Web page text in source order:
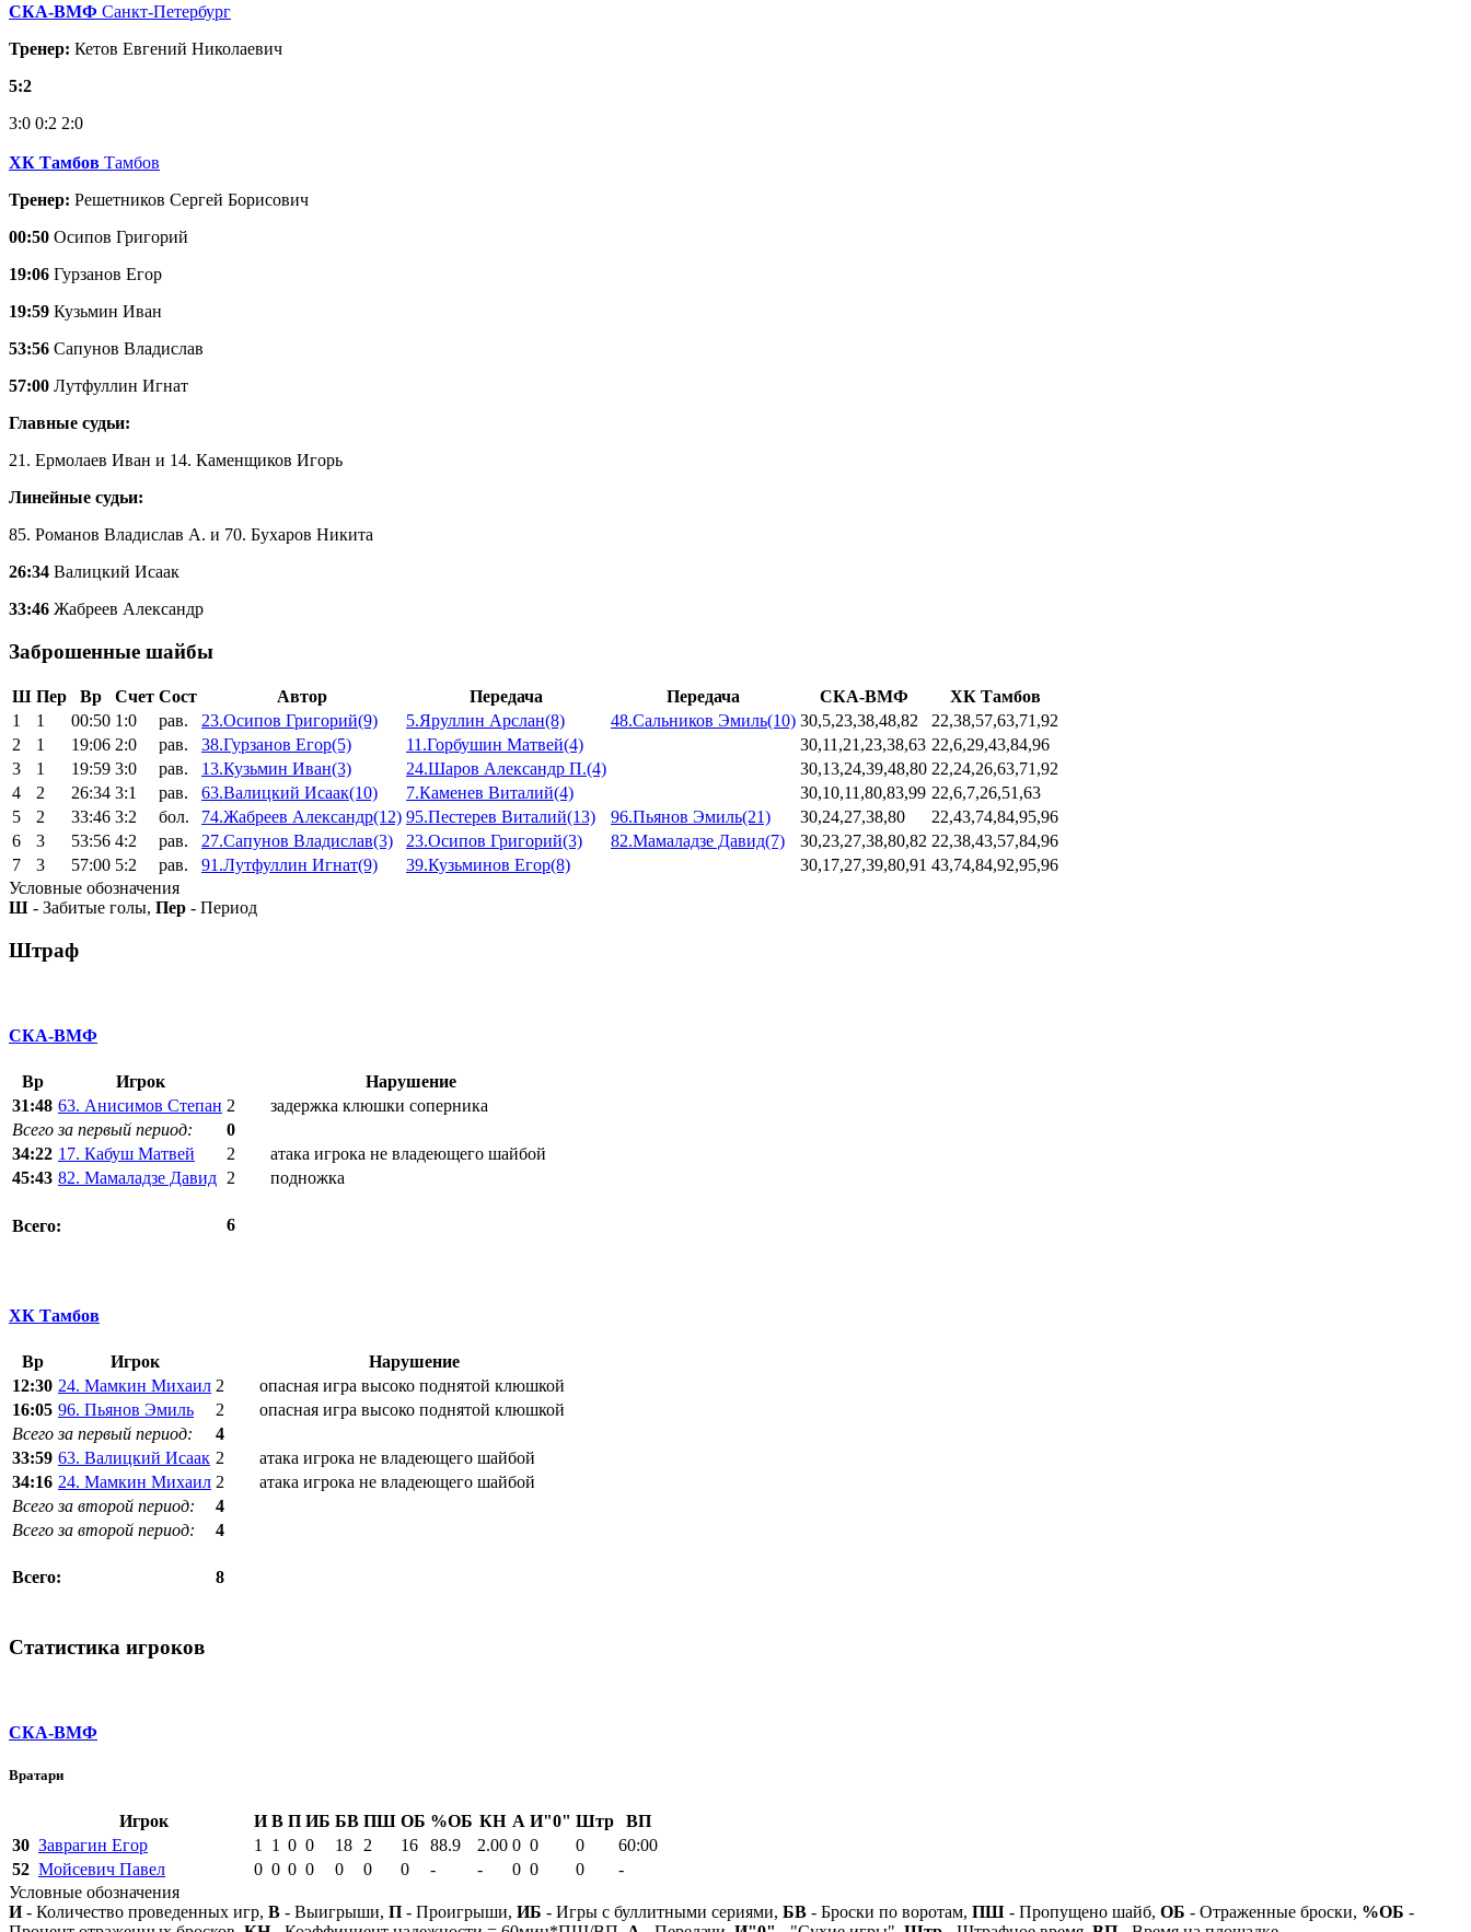
СКА-ВМФ Санкт-Петербург
Тренер: Кетов Евгений Николаевич
5:2
3:0 0:2 2:0
ХК Тамбов Тамбов
Тренер: Решетников Сергей Борисович
00:50 Осипов Григорий
19:06 Гурзанов Егор
19:59 Кузьмин Иван
53:56 Сапунов Владислав
57:00 Лутфуллин Игнат
Главные судьи:
21. Ермолаев Иван и 14. Каменщиков Игорь
Линейные судьи:
85. Романов Владислав А. и 70. Бухаров Никита
26:34 Валицкий Исаак
33:46 Жабреев Александр
Заброшенные шайбы
Ш Пер Вр Счет Сост Автор Передача Передача СКА-ВМФ
ХК Тамбов
1
1 00:50 1:0 рав. 23.Осипов Григорий(9) 5.Яруллин Арслан(8) 48.Сальников Эмиль(10) 30,5,23,38,48,82
22,38,57,63,71,92
2
1 19:06 2:0 рав. 38.Гурзанов Егор(5) 11.Горбушин Матвей(4) 30,11,21,23,38,63 22,6,29,43,84,96
3
1 19:59 3:0 рав. 13.Кузьмин Иван(3) 24.Шаров Александр П.(4) 30,13,24,39,48,80 22,24,26,63,71,92
4
2 26:34 3:1 рав. 63.Валицкий Исаак(10) 7.Каменев Виталий(4) 30,10,11,80,83,99 22,6,7,26,51,63
5
2 33:46 3:2 бол. 74.Жабреев Александр(12) 95.Пестерев Виталий(13) 96.Пьянов Эмиль(21) 30,24,27,38,80
22,43,74,84,95,96
6
3 53:56 4:2 рав. 27.Сапунов Владислав(3) 23.Осипов Григорий(3) 82.Мамаладзе Давид(7) 30,23,27,38,80,82 22,38,43,57,84,96
7
3 57:00 5:2 рав. 91.Лутфуллин Игнат(9) 39.Кузьминов Егор(8) 30,17,27,39,80,91 43,74,84,92,95,96
Условные обозначения
Ш - Забитые голы, Пер - Период
Штраф
СКА-ВМФ
Вр Игрок
Нарушение
31:48 63. Анисимов Степан 2
задержка клюшки соперника
Всего за первый период:
0
34:22 17. Кабуш Матвей 2
атака игрока не владеющего шайбой
45:43 82. Мамаладзе Давид 2 подножка
Всего: 6
ХК Тамбов
Вр Игрок
Нарушение
12:30 24. Мамкин Михаил 2
опасная игра высоко поднятой клюшкой
16:05 96. Пьянов Эмиль 2
опасная игра высоко поднятой клюшкой
Всего за первый период:
4
33:59 63. Валицкий Исаак 2
атака игрока не владеющего шайбой
34:16 24. Мамкин Михаил 2
атака игрока не владеющего шайбой
Всего за второй период:
4
Всего за второй период:
4
Всего: 8
Статистика игроков
СКА-ВМФ
Вратари
Игрок И В П ИБ БВ ПШ ОБ %ОБ КН А И"0" Штр
ВП
30 Заврагин Егор 1 1 0 0 18 2 16 88.9 2.00 0 0 0
60:00
52 Мойсевич Павел 0 0 0 0 0 0 0 - - 0 0 0
-
Условные обозначения
И- Количество проведенных игр, В - Выигрыши, П - Проигрыши, ИБ - Игры с буллитными сериями, БВ - Броски по воротам, ПШ - Пропущено шайб, ОБ - Отраженные броски, %ОБ -